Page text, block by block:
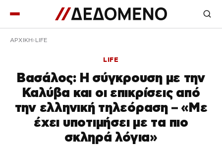
ΑΡΧΙΚΉ LIFE
LIFE
Βασάλος: Η σύγκρουση με την
Καλύβα και οι επικρίσεις από
την ελληνική τηλεόραση – «Με
έχει υποτιμήσει με τα πιο
σκληρά λόγια»